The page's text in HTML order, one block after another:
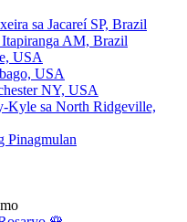
sa Jacareí SP, Brazil
AM, Brazil
USA
USA
NY, USA
Kyle sa North Ridgeville,
Pinagmulan